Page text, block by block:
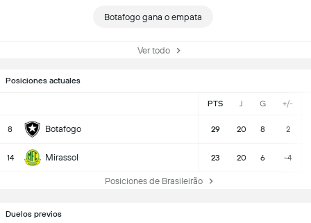
Botafogo gana o empata
Ver todo
Posiciones actuales
PTS J G +/-
8 Botafogo 29 20 8 2
14 Mirassol 23 20 6 -4
Posiciones de Brasileirão
Duelos previos